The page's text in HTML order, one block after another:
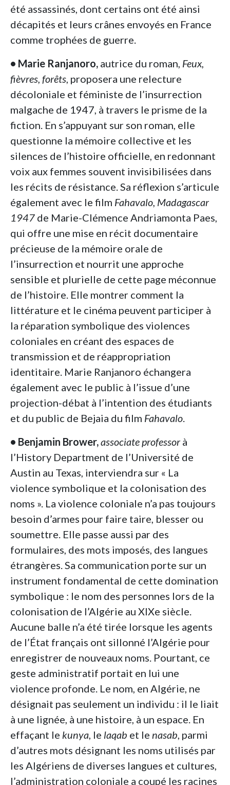
été assassinés, dont certains ont été ainsi
décapités et leurs crânes envoyés en France
comme trophées de guerre.
• Marie Ranjanoro, autrice du roman, Feux,
fièvres, forêts, proposera une relecture
décoloniale et féministe de l’insurrection
malgache de 1947, à travers le prisme de la
fiction. En s’appuyant sur son roman, elle
questionne la mémoire collective et les
silences de l’histoire officielle, en redonnant
voix aux femmes souvent invisibilisées dans
les récits de résistance. Sa réflexion s’articule
également avec le film Fahavalo, Madagascar
1947 de Marie-Clémence Andriamonta Paes,
qui offre une mise en récit documentaire
précieuse de la mémoire orale de
l’insurrection et nourrit une approche
sensible et plurielle de cette page méconnue
de l’histoire. Elle montrer comment la
littérature et le cinéma peuvent participer à
la réparation symbolique des violences
coloniales en créant des espaces de
transmission et de réappropriation
identitaire. Marie Ranjanoro échangera
également avec le public à l’issue d’une
projection-débat à l’intention des étudiants
et du public de Bejaia du film Fahavalo.
• Benjamin Brower,associate professorà
l’History Department de l’Université de
Austin au Texas, interviendra sur « La
violence symbolique et la colonisation des
noms ». La violence coloniale n’a pas toujours
besoin d’armes pour faire taire, blesser ou
soumettre. Elle passe aussi par des
formulaires, des mots imposés, des langues
étrangères. Sa communication porte sur un
instrument fondamental de cette domination
symbolique : le nom des personnes lors de la
colonisation de l’Algérie au XIXe siècle.
Aucune balle n’a été tirée lorsque les agents
de l’État français ont sillonné l’Algérie pour
enregistrer de nouveaux noms. Pourtant, ce
geste administratif portait en lui une
violence profonde. Le nom, en Algérie, ne
désignait pas seulement un individu : il le liait
à une lignée, à une histoire, à un espace. En
effaçant le kunya, le laqab et le nasab, parmi
d’autres mots désignant les noms utilisés par
les Algériens de diverses langues et cultures,
l’administration coloniale a coupé les racines